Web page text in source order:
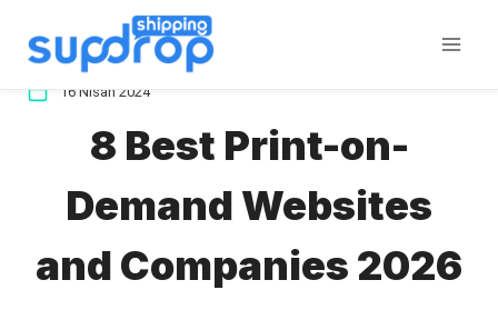
16 Nisan 2024
8 Best Print-on-
Demand Websites
and Companies 2026